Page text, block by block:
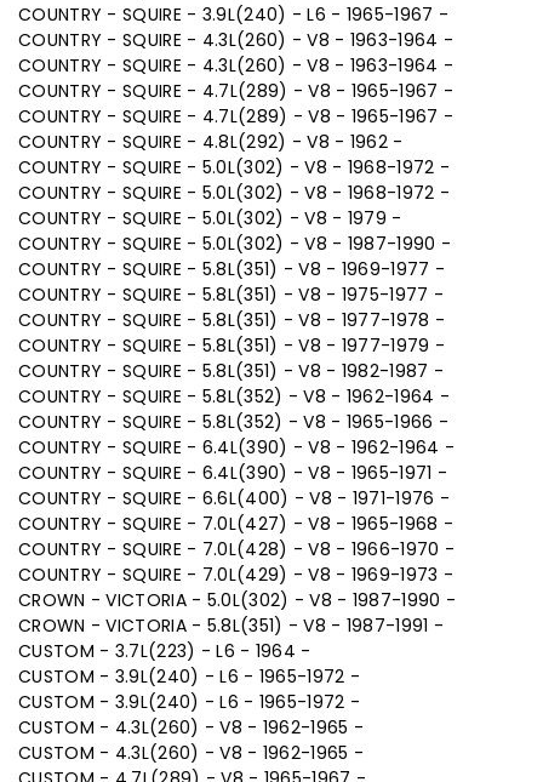
COUNTRY - SQUIRE - 3.9L(240) - L6 - 1965-1967 -
COUNTRY - SQUIRE - 4.3L(260) - V8 - 1963-1964 -
COUNTRY - SQUIRE - 4.3L(260) - V8 - 1963-1964 -
COUNTRY - SQUIRE - 4.7L(289) - V8 - 1965-1967 -
COUNTRY - SQUIRE - 4.7L(289) - V8 - 1965-1967 -
COUNTRY - SQUIRE - 4.8L(292) - V8 - 1962 -
COUNTRY - SQUIRE - 5.0L(302) - V8 - 1968-1972 -
COUNTRY - SQUIRE - 5.0L(302) - V8 - 1968-1972 -
COUNTRY - SQUIRE - 5.0L(302) - V8 - 1979 -
COUNTRY - SQUIRE - 5.0L(302) - V8 - 1987-1990 -
COUNTRY - SQUIRE - 5.8L(351) - V8 - 1969-1977 -
COUNTRY - SQUIRE - 5.8L(351) - V8 - 1975-1977 -
COUNTRY - SQUIRE - 5.8L(351) - V8 - 1977-1978 -
COUNTRY - SQUIRE - 5.8L(351) - V8 - 1977-1979 -
COUNTRY - SQUIRE - 5.8L(351) - V8 - 1982-1987 -
COUNTRY - SQUIRE - 5.8L(352) - V8 - 1962-1964 -
COUNTRY - SQUIRE - 5.8L(352) - V8 - 1965-1966 -
COUNTRY - SQUIRE - 6.4L(390) - V8 - 1962-1964 -
COUNTRY - SQUIRE - 6.4L(390) - V8 - 1965-1971 -
COUNTRY - SQUIRE - 6.6L(400) - V8 - 1971-1976 -
COUNTRY - SQUIRE - 7.0L(427) - V8 - 1965-1968 -
COUNTRY - SQUIRE - 7.0L(428) - V8 - 1966-1970 -
COUNTRY - SQUIRE - 7.0L(429) - V8 - 1969-1973 -
CROWN - VICTORIA - 5.0L(302) - V8 - 1987-1990 -
CROWN - VICTORIA - 5.8L(351) - V8 - 1987-1991 -
CUSTOM - 3.7L(223) - L6 - 1964 -
CUSTOM - 3.9L(240) - L6 - 1965-1972 -
CUSTOM - 3.9L(240) - L6 - 1965-1972 -
CUSTOM - 4.3L(260) - V8 - 1962-1965 -
CUSTOM - 4.3L(260) - V8 - 1962-1965 -